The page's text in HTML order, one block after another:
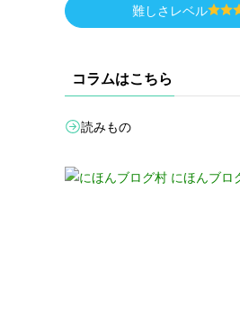
難しさレベル
コラムはこちら
読みもの